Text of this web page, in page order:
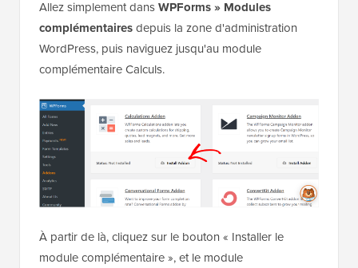
Allez simplement dansWPForms » Modules
complémentairesdepuis la zone d'administration
WordPress, puis naviguez jusqu'au module
complémentaire Calculs.
À partir de là, cliquez sur le bouton « Installer le
module complémentaire », et le module